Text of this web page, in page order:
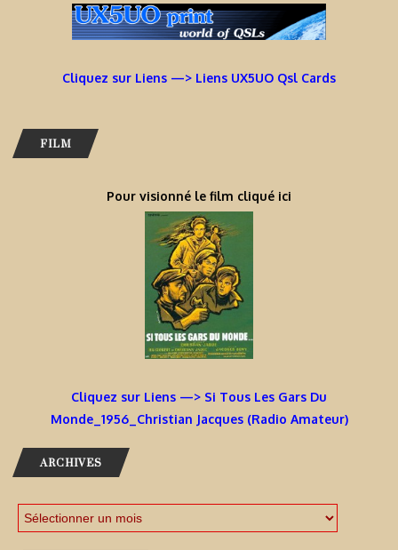
Cliquez sur Liens —> Liens UX5UO Qsl Cards
FILM
Pour visionné le film cliqué ici
Cliquez sur Liens —> Si Tous Les Gars Du
Monde_1956_Christian Jacques (Radio Amateur)
ARCHIVES